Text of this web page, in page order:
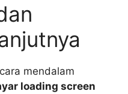
mendalam
loading screen